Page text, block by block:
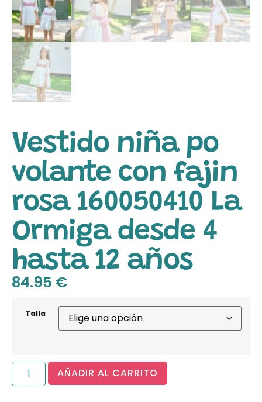
Vestido niña po
volante con fajin
rosa 160050410 La
Ormiga desde 4
hasta 12 años
84.95 €
Talla
AÑADIR AL CARRITO